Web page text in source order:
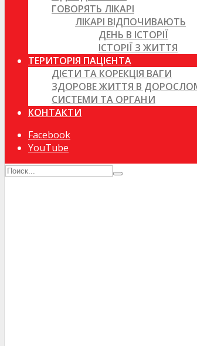
ГОВОРЯТЬ ЛІКАРІ
ЛІКАРІ ВІДПОЧИВАЮТЬ
ДЕНЬ В ІСТОРІЇ
ІСТОРІЇ З ЖИТТЯ
ТЕРИТОРІЯ ПАЦІЄНТА
ДІЄТИ ТА КОРЕКЦІЯ ВАГИ
ЗДОРОВЕ ЖИТТЯ В
СИСТЕМИ ТА ОРГАНИ
КОНТАКТИ
Facebook
YouTube